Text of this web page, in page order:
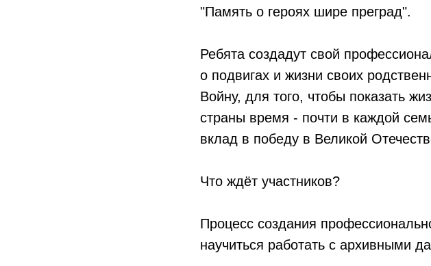
"Память о героях шире преград".
Ребята создадут свой
о подвигах и жизни своих
Войну, для того, чтобы показать
страны время - почти в каждой
вклад в победу в Великой
Что ждёт участников?
Процесс создания
научиться работать с архивными